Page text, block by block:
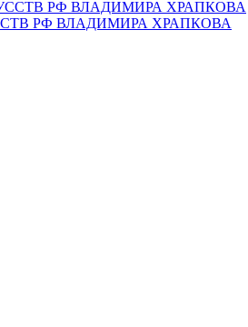
РФ ВЛАДИМИРА ХРАПКОВА